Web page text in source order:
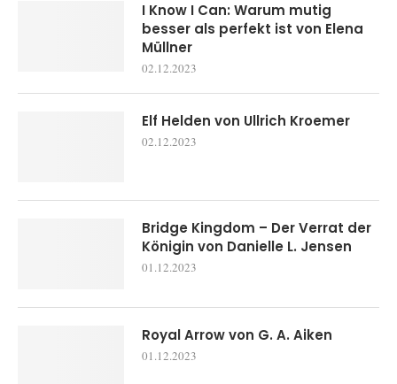
I Know I Can: Warum mutig
besser als perfekt ist von Elena
Müllner
02.12.2023
Elf Helden von Ullrich Kroemer
02.12.2023
Bridge Kingdom – Der Verrat der
Königin von Danielle L. Jensen
01.12.2023
Royal Arrow von G. A. Aiken
01.12.2023